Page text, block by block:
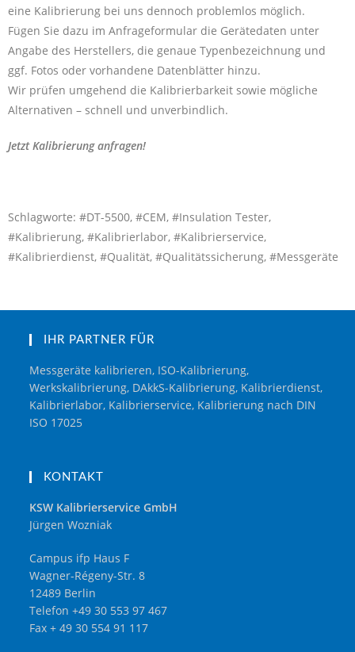
eine Kalibrierung bei uns dennoch problemlos möglich.
Fügen Sie dazu im Anfrageformular die Gerätedaten unter
Angabe des Herstellers, die genaue Typenbezeichnung und
ggf. Fotos oder vorhandene Datenblätter hinzu.
Wir prüfen umgehend die Kalibrierbarkeit sowie mögliche
Alternativen – schnell und unverbindlich.
Jetzt Kalibrierung anfragen!
Schlagworte: #DT-5500, #CEM, #Insulation Tester,
#Kalibrierung, #Kalibrierlabor, #Kalibrierservice,
#Kalibrierdienst, #Qualität, #Qualitätssicherung, #Messgeräte
IHR PARTNER FÜR
Messgeräte kalibrieren, ISO-Kalibrierung,
Werkskalibrierung, DAkkS-Kalibrierung, Kalibrierdienst,
Kalibrierlabor, Kalibrierservice, Kalibrierung nach DIN
ISO 17025
KONTAKT
KSW Kalibrierservice GmbH
Jürgen Wozniak
Campus ifp Haus F
Wagner-Régeny-Str. 8
12489 Berlin
Telefon +49 30 553 97 467
Fax + 49 30 554 91 117